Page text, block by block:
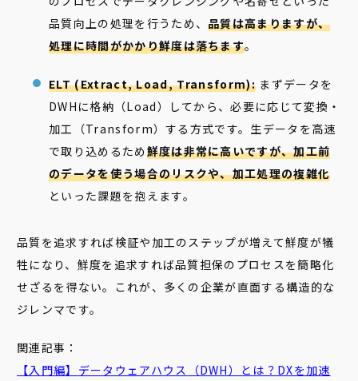
品質向上の処理を行うため、品質は高まりますが、
処理に時間がかかり鮮度は落ちます。
ELT (Extract, Load, Transform):まずデータを
DWHに格納（Load）してから、必要に応じて変換・
加工（Transform）する方式です。生データを高速
で取り込めるため 鮮度は非常に高いですが、加工前
のデータを使う場合のリスクや、加工処理の複雑化
といった課題を抱えます。
品質を追求すれば検証や加工のステップが増えて鮮度が犠
牲になり、鮮度を追求すれば品質担保のプロセスを簡略化
せざるを得ない。これが、多くの企業が直面する構造的な
ジレンマです。
関連記事：
【入門編】 データウェアハウス
（DWH）とは？DXを加速